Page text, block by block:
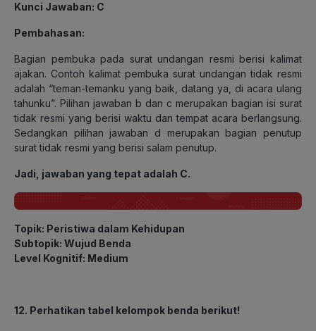
Kunci Jawaban: C
Pembahasan:
Bagian pembuka pada surat undangan resmi berisi kalimat
ajakan. Contoh kalimat pembuka surat undangan tidak resmi
adalah “teman-temanku yang baik, datang ya, di acara ulang
tahunku”. Pilihan jawaban b dan c merupakan bagian isi surat
tidak resmi yang berisi waktu dan tempat acara berlangsung.
Sedangkan pilihan jawaban d merupakan bagian penutup
surat tidak resmi yang berisi salam penutup.
Jadi, jawaban yang tepat adalah C.
Topik: Peristiwa dalam Kehidupan
Subtopik: Wujud Benda
Level Kognitif: Medium
12. Perhatikan tabel kelompok benda berikut!